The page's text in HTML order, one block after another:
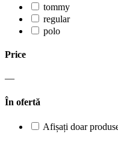
tommy
regular
polo
Price
—
În ofertă
Afișați doar